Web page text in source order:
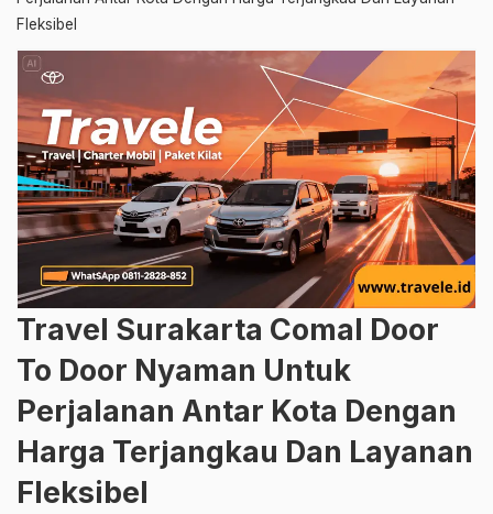
Fleksibel
Travel Surakarta Comal Door
To Door Nyaman Untuk
Perjalanan Antar Kota Dengan
Harga Terjangkau Dan Layanan
Fleksibel